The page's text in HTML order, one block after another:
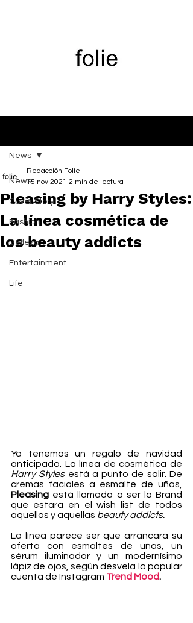
News
Cover Story
Fashion
Belleza
Entertainment
Life
News
Pleasing by Harry Styles:
La línea cosmética de
los beauty addicts
Redacción Folie
15 nov 2021 2 min de lectura
Ya tenemos un regalo de navidad
Harry Styles está a punto de salir. De
Pleasing está llamada a ser la Brand
que estará en el wish list de todos
aquellos y aquellas beauty addicts.
La línea parece ser que arrancará su
oferta con esmaltes de uñas, un
sérum iluminador y un modernísimo
lápiz de ojos, según desvela la popular
cuenta de Instagram Trend Mood.